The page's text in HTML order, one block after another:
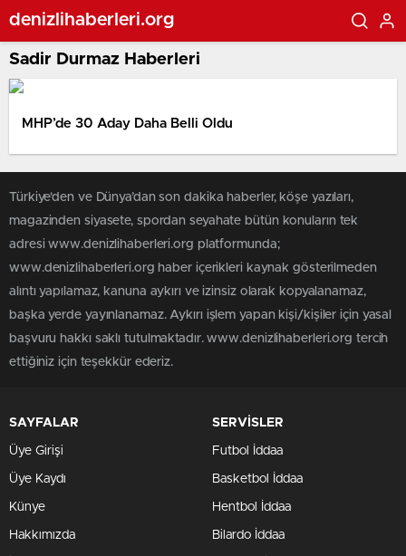
denizlihaberleri.org
Sadir Durmaz Haberleri
MHP’de 30 Aday Daha Belli Oldu
Türkiye'den ve Dünya’dan son dakika haberler, köşe yazıları,
magazinden siyasete, spordan seyahate bütün konuların tek
adresi www.denizlihaberleri.org platformunda;
www.denizlihaberleri.org haber içerikleri kaynak gösterilmeden
alıntı yapılamaz, kanuna aykırı ve izinsiz olarak kopyalanamaz,
başka yerde yayınlanamaz. Aykırı işlem yapan kişi/kişiler için yasal
başvuru hakkı saklı tutulmaktadır. www.denizlihaberleri.org tercih
ettiğiniz için teşekkür ederiz.
SAYFALAR
Üye Girişi
Üye Kaydı
Künye
Hakkımızda
SERVİSLER
Futbol İddaa
Basketbol İddaa
Hentbol İddaa
Bilardo İddaa